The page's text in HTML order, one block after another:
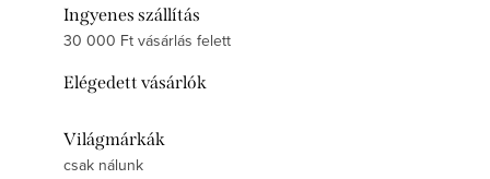
Ingyenes szállítás
30 000 Ft vásárlás felett
Elégedett vásárlók
Világmárkák
csak nálunk